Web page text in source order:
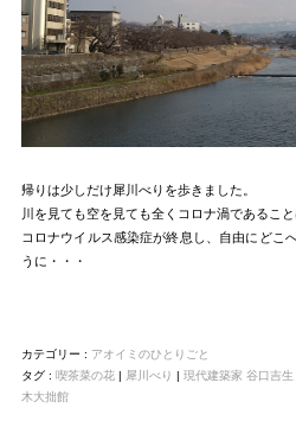
帰りは少しだけ犀川べりを歩きました。
川を見ても空を見ても全くコロナ渦であること
コロナウイルス感染症が終息し、自由にどこ
うに・・・
カテゴリー : アオイミのひとりごと
タグ : 喫茶菜の花| 犀川べり | 現代建築家 谷口吉生
木大拙館